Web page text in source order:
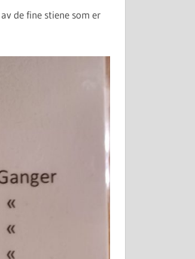
de fine stiene som er